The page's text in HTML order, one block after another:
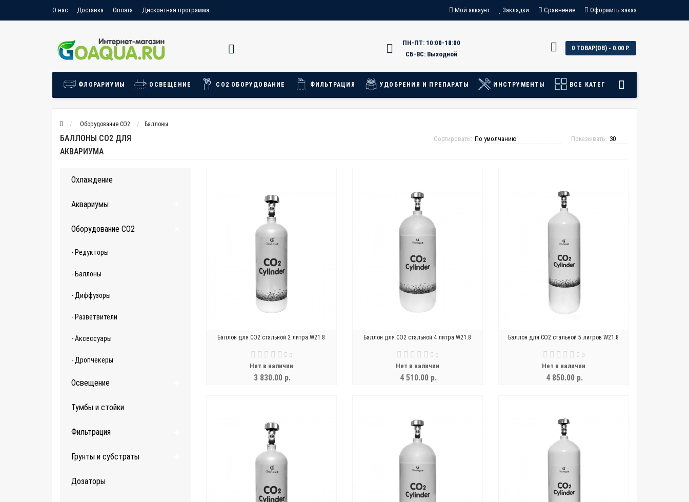
О нас Доставка Оплата Дисконтная программа
Пользовательское соглашение Условия возврата Отзывы о магазине
Мой аккаунт Закладки Сравнение Оформить заказ
ПН-ПТ: 10:00-18:00
СБ-ВС: Выходной
0 ТОВАР(ОВ) - 0.00 Р.
ФЛОРАРИУМЫ ОСВЕЩЕНИЕ СО2 ОБОРУДОВАНИЕ ФИЛЬТРАЦИЯ УДОБРЕНИЯ И ПРЕПАРАТЫ ИНСТРУМЕНТЫ ВСЕ КАТЕГОРИИ
Оборудование CO2 Баллоны
БАЛЛОНЫ СО2 ДЛЯ
АКВАРИУМА
Показывать:
Сортировать:
Охлаждение
Аквариумы
Оборудование CO2
- Редукторы
- Баллоны
- Диффузоры
- Разветвители
- Аксессуары
- Дропчекеры
Освещение
Тумбы и стойки
Фильтрация
Грунты и субстраты
Дозаторы
Баллон для СО2 стальной 2 литра W21.8
0
Нет в наличии
3 830.00 р.
Баллон для СО2 стальной 4 литра W21.8
0
Нет в наличии
4 510.00 р.
Баллон для СО2 стальной 5 литров W21.8
0
Нет в наличии
4 850.00 р.